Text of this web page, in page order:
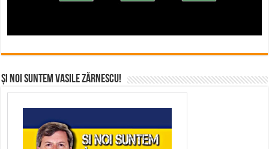
Și noi suntem Vasile Zărnescu!